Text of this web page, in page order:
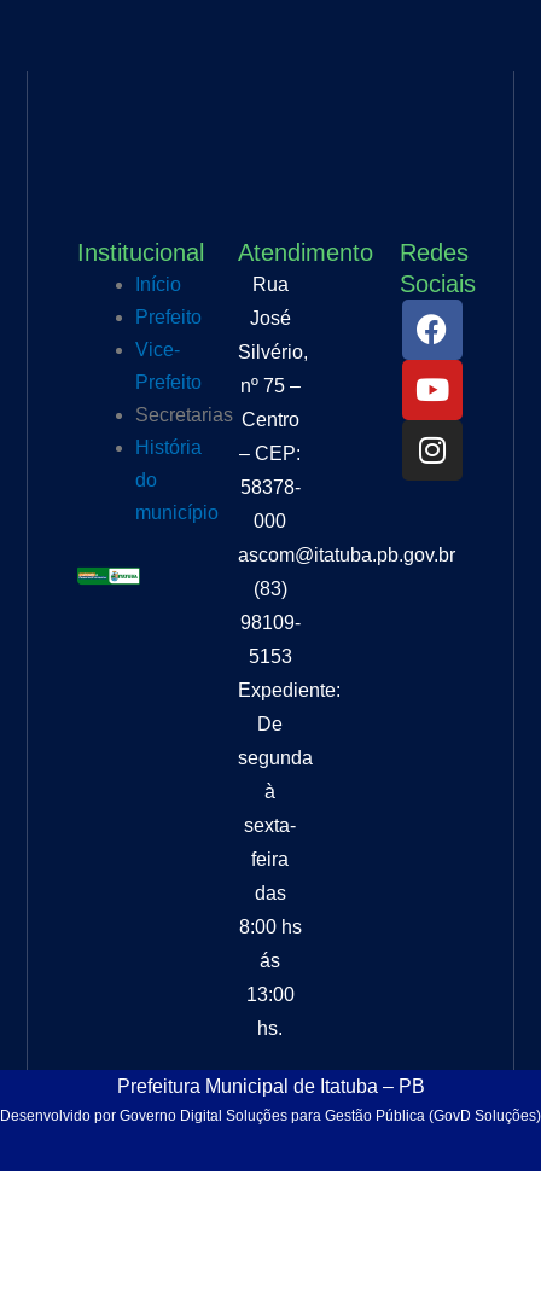
Institucional
Início
Prefeito
Vice-
Prefeito
Secretarias
História
do
município
Atendimento
Rua
José
Silvério,
nº 75 –
Centro
– CEP:
58378-
000
ascom@itatuba.pb.gov.br
(83)
98109-
5153
Expediente:
De
segunda
à
sexta-
feira
das
8:00 hs
ás
13:00
hs.
Redes
Sociais
F
a
c
e
b
o
o
Y
o
u
t
u
b
e
I
n
s
t
a
g
r
m
Prefeitura Municipal de Itatuba – PB
Desenvolvido por Governo Digital Soluções para Gestão Pública (GovD Soluções)